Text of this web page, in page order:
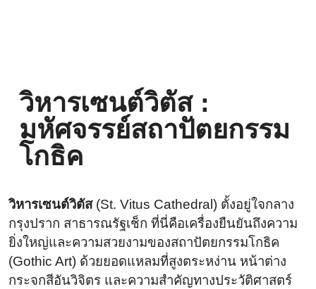
วิหารเซนต์วิตัส :
มหัศจรรย์สถาปัตยกรรม
โกธิค
วิหารเซนต์วิตัส(St. Vitus Cathedral) ตั้งอยู่ใจกลาง
กรุงปราก สาธารณรัฐเช็ก ที่นี่คือเครื่องยืนยันถึงความ
ยิ่งใหญ่และความสวยงามของสถาปัตยกรรมโกธิค
(Gothic Art) ด้วยยอดแหลมที่สูงตระหง่าน หน้าต่าง
กระจกสีอันวิจิตร และความสำคัญทางประวัติศาสตร์